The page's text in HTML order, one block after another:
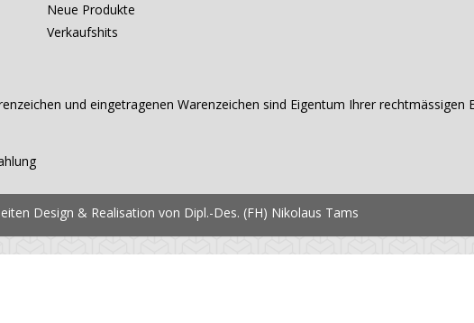
Neue Produkte
Verkaufshits
und eingetragenen Warenzeichen sind Eigentum Ihrer rechtmässigen
Design & Realisation von Dipl.-Des. (FH) Nikolaus Tams